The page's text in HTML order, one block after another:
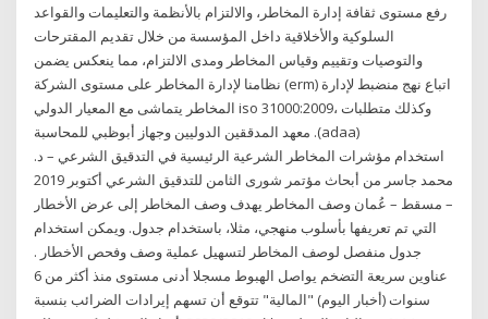
رفع مستوى ثقافة إدارة المخاطر، والالتزام بالأنظمة والتعليمات والقواعد
السلوكية والأخلاقية داخل المؤسسة من خلال تقديم المقترحات
والتوصيات وتقييم وقياس المخاطر ومدى الالتزام، مما ينعكس يضمن
نظامنا لإدارة المخاطر على مستوى الشركة (erm) اتباع نهج منضبط لإدارة
المخاطر يتماشى مع المعيار الدولي iso 31000:2009، وكذلك متطلبات
معهد المدققين الدوليين وجهاز أبوظبي للمحاسبة .(adaa)
استخدام مؤشرات المخاطر الشرعية الرئيسية في التدقيق الشرعي – د.
محمد جاسر من أبحاث مؤتمر شورى الثامن للتدقيق الشرعي أكتوبر 2019
– مسقط – عُمان وصف المخاطر يهدف وصف المخاطر إلى عرض الأخطار
التي تم تعريفها بأسلوب منهجي، مثلا، باستخدام جدول. ويمكن استخدام
جدول منفصل لوصف المخاطر لتسهيل عملية وصف وفحص الأخطار .
عناوين سريعة التضخم يواصل الهبوط مسجلا أدنى مستوى منذ أكثر من 6
سنوات (أخبار اليوم) "المالية" تتوقع أن تسهم إيرادات الضرائب بنسبة